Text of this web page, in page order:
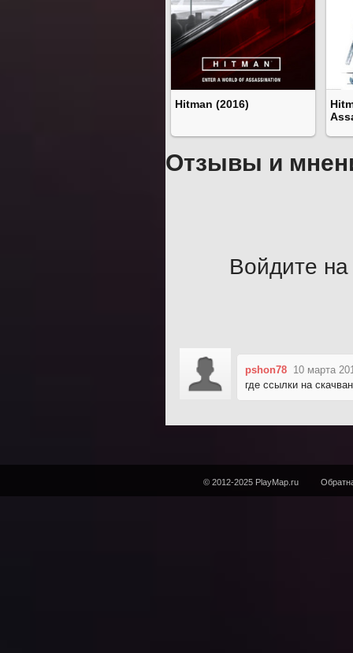
Hitman (2016)
Отзывы и
Войдите на
pshon78 10 марта
где ссылки на
© 2012-2025 PlayMap.ru